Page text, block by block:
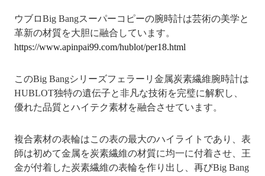
ウブロBig Bangスーパーコピーの腕時計は芸術の美学と
革新の材質を大胆に融合しています。
https://www.apinpai99.com/hublot/per18.html
このBig Bangシリーズフェラーリ金属炭素繊維腕時計は
HUBLOT独特の遺伝子と非凡な技術を完璧に解釈し、
優れた品質とハイテク素材を融合させています。
複合素材の表輪はこの表の最大のハイライトであり、表
師は初めて金属を炭素繊維の材質に均一に付着させ、王
金が付着した炭素繊維の表輪を作り出し、再びBig Bang